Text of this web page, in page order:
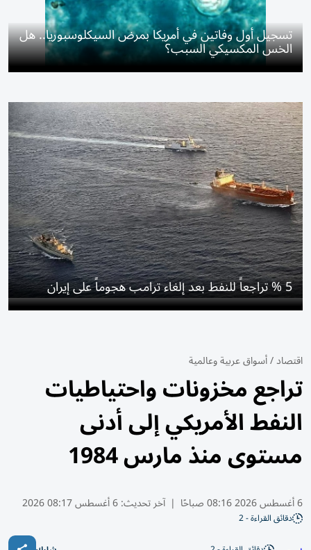
تسجيل أول وفاتين في أمريكا بمرض السيكلوسبوريا.. هل
الخس المكسيكي السبب؟
5 % تراجعاً للنفط بعد إلغاء ترامب هجوماً على إيران
اقتصاد/أسواق عربية وعالمية
تراجع مخزونات واحتياطيات
النفط الأمريكي إلى أدنى
مستوى منذ مارس 1984
6 أغسطس 2026 08:16 صباحًا | آخر تحديث:6 أغسطس 08:17 2026
دقائق القراءة - 2